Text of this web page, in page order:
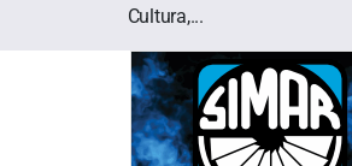
Cultura,...